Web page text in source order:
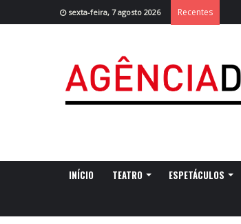
sexta-feira, 7 agosto 2026 Recentes
INÍCIO TEATRO ESPETÁCULOS